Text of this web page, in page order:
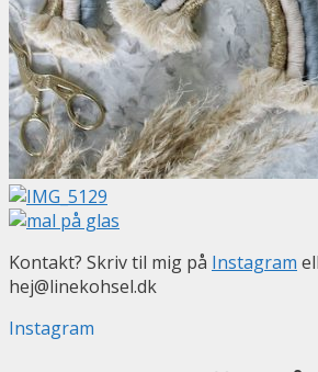
Kontakt? Skriv til mig på Instagram
hej@linekohsel.dk
Instagram